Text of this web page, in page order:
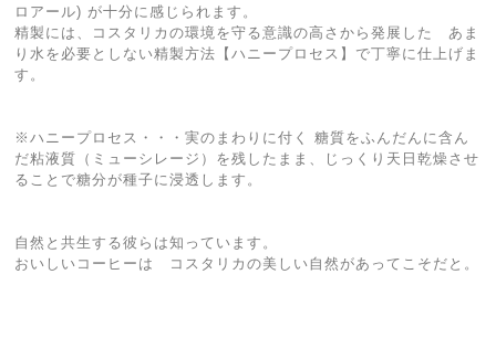
ロアール) が十分に感じられます。
精製には、コスタリカの環境を守る意識の高さから発展した あま
り水を必要としない精製方法【ハニープロセス】で丁寧に仕上げま
す。
※ハニープロセス・・・実のまわりに付く 糖質をふんだんに含ん
だ粘液質（ミューシレージ）を残したまま、じっくり天日乾燥させ
ることで糖分が種子に浸透します。
自然と共生する彼らは知っています。
おいしいコーヒーは コスタリカの美しい自然があってこそだと。